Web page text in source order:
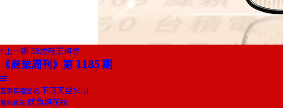
上一期 36歲鞋王傳奇
《商業周刊》第 1185 期
董事長嬉遊記 下雨天登火山
饕姊食記 魷魚與花枝